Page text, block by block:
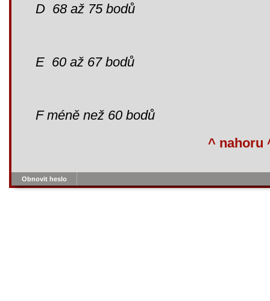
D 68 až 75 bodů
E 60 až 67 bodů
F méně než 60 bodů
^ nahoru
Obnovit heslo